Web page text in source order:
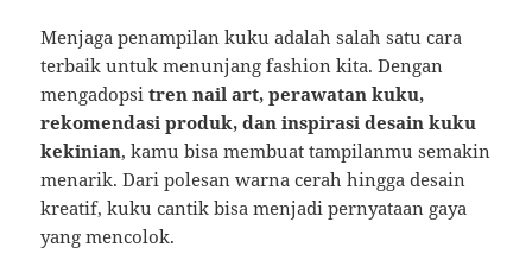
Menjaga penampilan kuku adalah salah satu cara
terbaik untuk menunjang fashion kita. Dengan
mengadopsitren nail art, perawatan kuku,
rekomendasi produk, dan inspirasi desain kuku
kekinian, kamu bisa membuat tampilanmu semakin
menarik. Dari polesan warna cerah hingga desain
kreatif, kuku cantik bisa menjadi pernyataan gaya
yang mencolok.